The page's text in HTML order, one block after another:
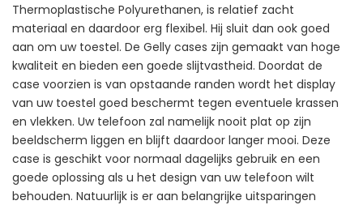
Thermoplastische Polyurethanen, is relatief zacht
materiaal en daardoor erg flexibel. Hij sluit dan ook goed
aan om uw toestel. De Gelly cases zijn gemaakt van hoge
kwaliteit en bieden een goede slijtvastheid. Doordat de
case voorzien is van opstaande randen wordt het display
van uw toestel goed beschermt tegen eventuele krassen
en vlekken. Uw telefoon zal namelijk nooit plat op zijn
beeldscherm liggen en blijft daardoor langer mooi. Deze
case is geschikt voor normaal dagelijks gebruik en een
goede oplossing als u het design van uw telefoon wilt
behouden. Natuurlijk is er aan belangrijke uitsparingen